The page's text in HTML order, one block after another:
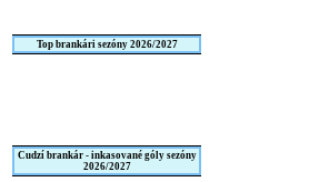
Top brankári sezóny 2026/2027
Cudzí brankár - inkasované góly sezóny
2026/2027